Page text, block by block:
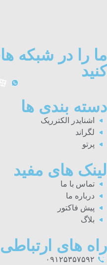
ما را در شبکه
کنید
دسته بندی ها
اشنایدر الکترریک
لگراند
پرتو
لینک های مفید
تماس با ما
درباره ما
پیش فاکتور
بلاگ
راه های
۰۹۱۲۵۳۵۷۵۹۲